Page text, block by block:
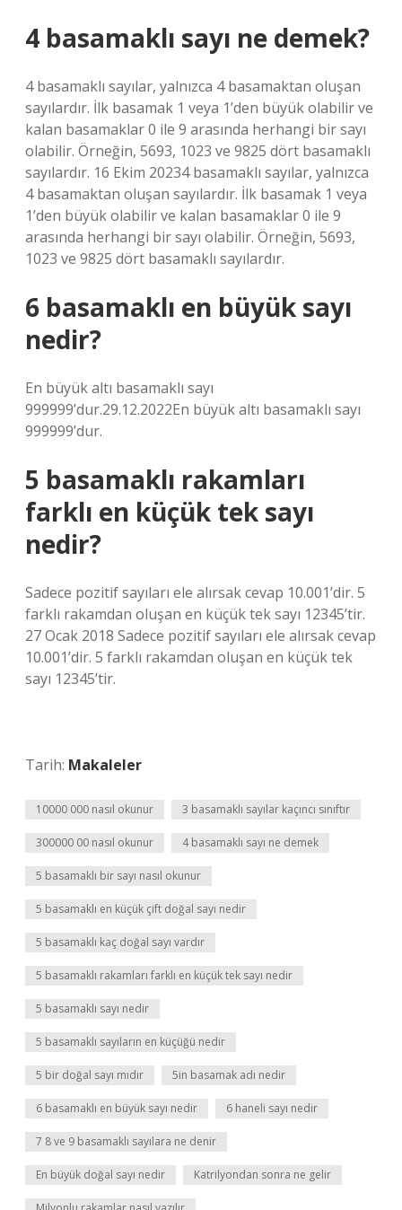
4 basamaklı sayı ne demek?
4 basamaklı sayılar, yalnızca 4 basamaktan oluşan
sayılardır. İlk basamak 1 veya 1’den büyük olabilir ve
kalan basamaklar 0 ile 9 arasında herhangi bir sayı
olabilir. Örneğin, 5693, 1023 ve 9825 dört basamaklı
sayılardır. 16 Ekim 20234 basamaklı sayılar, yalnızca
4 basamaktan oluşan sayılardır. İlk basamak 1 veya
1’den büyük olabilir ve kalan basamaklar 0 ile 9
arasında herhangi bir sayı olabilir. Örneğin, 5693,
1023 ve 9825 dört basamaklı sayılardır.
6 basamaklı en büyük sayı
nedir?
En büyük altı basamaklı sayı
999999’dur.29.12.2022En büyük altı basamaklı sayı
999999’dur.
5 basamaklı rakamları
farklı en küçük tek sayı
nedir?
Sadece pozitif sayıları ele alırsak cevap 10.001’dir. 5
farklı rakamdan oluşan en küçük tek sayı 12345’tir.
27 Ocak 2018 Sadece pozitif sayıları ele alırsak cevap
10.001’dir. 5 farklı rakamdan oluşan en küçük tek
sayı 12345’tir.
Tarih: Makaleler
10000 000 nasıl okunur 3 basamaklı sayılar kaçıncı sınıftır
300000 00 nasıl okunur 4 basamaklı sayı ne demek
5 basamaklı bir sayı nasıl okunur
5 basamaklı en küçük çift doğal sayı nedir
5 basamaklı kaç doğal sayı vardır
5 basamaklı rakamları farklı en küçük tek sayı nedir
5 basamaklı sayı nedir
5 basamaklı sayıların en küçüğü nedir
5 bir doğal sayı mıdır 5in basamak adı nedir
6 basamaklı en büyük sayı nedir 6 haneli sayı nedir
7 8 ve 9 basamaklı sayılara ne denir
En büyük doğal sayı nedir Katrilyondan sonra ne gelir